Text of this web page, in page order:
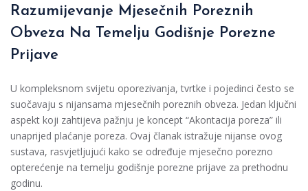
Razumijevanje Mjesečnih Poreznih
Obveza Na Temelju Godišnje Porezne
Prijave
U kompleksnom svijetu oporezivanja, tvrtke i pojedinci često se
suočavaju s nijansama mjesečnih poreznih obveza. Jedan ključni
aspekt koji zahtijeva pažnju je koncept “Akontacija poreza” ili
unaprijed plaćanje poreza. Ovaj članak istražuje nijanse ovog
sustava, rasvjetljujući kako se određuje mjesečno porezno
opterećenje na temelju godišnje porezne prijave za prethodnu
godinu.